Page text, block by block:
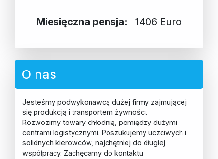
Miesięczna pensja: 1406 Euro
O nas
Jesteśmy podwykonawcą dużej firmy zajmującej
się produkcją i transportem żywności.
Rozwozimy towary chłodnią, pomiędzy dużymi
centrami logistycznymi. Poszukujemy uczciwych i
solidnych kierowców, najchętniej do długiej
współpracy. Zachęcamy do kontaktu